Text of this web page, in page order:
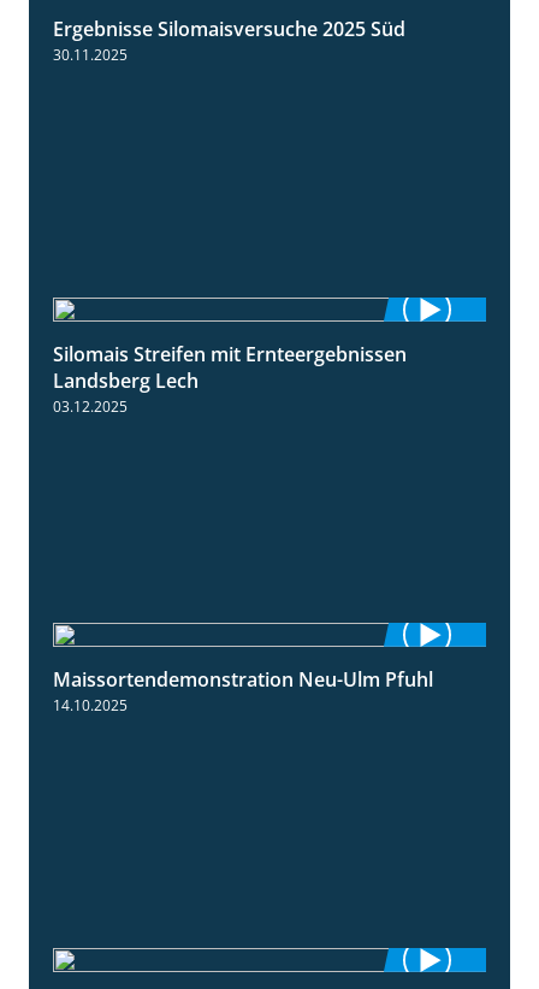
Ergebnisse Silomaisversuche 2025 Süd
30.11.2025
11:01
Silomais Streifen mit Ernteergebnissen
Landsberg Lech
03.12.2025
7:10
Maissortendemonstration Neu-Ulm Pfuhl
14.10.2025